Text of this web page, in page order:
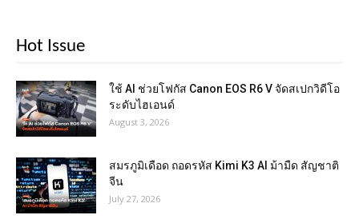
Hot Issue
ใช้ AI ช่วยโฟกัส Canon EOS R6 V จัดสเปกวิดีโอ
ระดับไฮเอนด์
August 3, 2026
สมรภูมิเดือด ถอดรหัส Kimi K3 AI ม้ามืด สัญชาติ
จีน
July 27, 2026